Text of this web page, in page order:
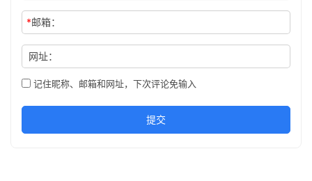
*邮箱：
网址：
记住昵称、邮箱和网址，下次评论免输入
提交